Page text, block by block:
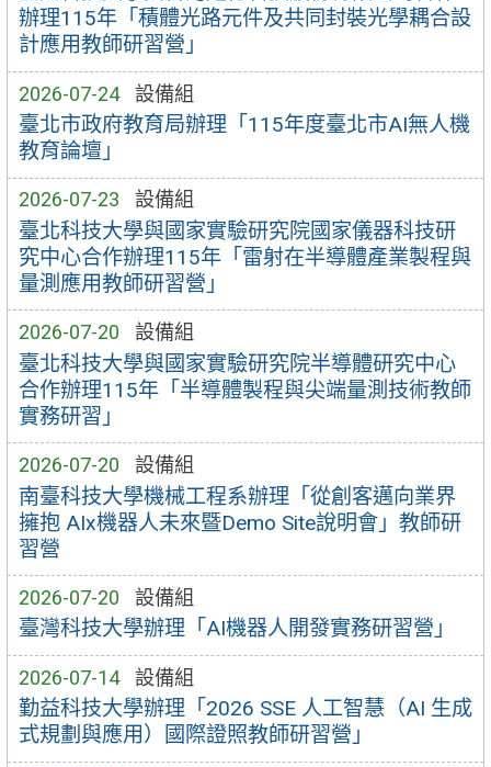
辦理115年「積體光路元件及共同封裝光學耦合設
計應用教師研習營」
2026-07-24 設備組
臺北市政府教育局辦理「115年度臺北市AI無人機
教育論壇」
2026-07-23 設備組
臺北科技大學與國家實驗研究院國家儀器科技研
究中心合作辦理115年「雷射在半導體產業製程與
量測應用教師研習營」
2026-07-20 設備組
臺北科技大學與國家實驗研究院半導體研究中心
合作辦理115年「半導體製程與尖端量測技術教師
實務研習」
2026-07-20 設備組
南臺科技大學機械工程系辦理「從創客邁向業界
擁抱 AIx機器人未來暨Demo Site說明會」教師研
習營
2026-07-20 設備組
臺灣科技大學辦理「AI機器人開發實務研習營」
2026-07-14 設備組
勤益科技大學辦理「2026 SSE 人工智慧（AI 生成
式規劃與應用）國際證照教師研習營」